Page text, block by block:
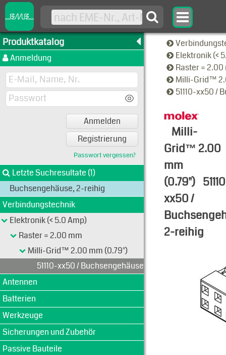
Produktkatalog
Anmeldung
Anmelden
Registrierung
Passwort vergessen?
Letzte Suchresultate (1)
Buchsengehäuse, 2-reihig
Verbindungstechnik
Elektronik (< 5.0 Amp)
Raster = 2.00 mm
Milli-Grid™ 2.00 mm (0.79")
51110-xx50 / Buchsengehäuse, 2-reihig
Antennen
Batterien
Werkzeuge
Sicherungen und Zubehör
Passive Bauteile
Elektronik (<
Raster =
Milli-Grid™
51110-xx50 /
Milli-
Grid™ 2.00
mm
(0.79")
xx50 /
2-reihig